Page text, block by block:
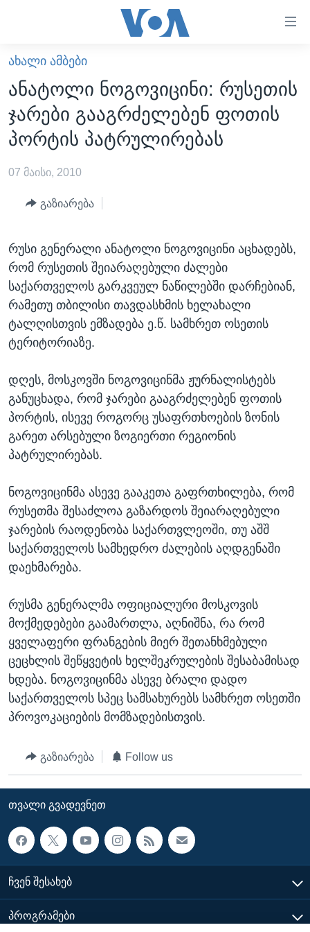
ხელმისაწვდომობისთვის
გადადით
მთავარზე
გადადით
მთავარ
ნავიგაციაზე
გადადით
ძიებაზე
ᲐᲮᲐᲚᲘ ᲐᲛᲑᲔᲑᲘ
ᲡᲐᲥᲐᲠᲗᲕᲔᲚᲝ
ᲐᲨᲨ
ᲐᲨᲨ-ᲘᲡ ᲐᲠᲩᲔᲕᲜᲔᲑᲘ 2024
ᲛᲡᲝᲤᲚᲘᲝ
ᲒᲐᲓᲐᲪᲔᲛᲔᲑᲘ
ᲕᲐᲨᲘᲜᲒᲢᲝᲜᲘ ᲓᲦᲔᲡ
ᲮᲔᲓᲕᲐ ᲕᲐᲨᲘᲜᲒᲢᲝᲜᲘᲓᲐᲜ
ᲡᲢᲣᲓᲘᲐ ᲕᲐᲨᲘᲜᲒᲢᲝᲜᲘ
ᲡᲮᲕᲐ ᲡᲘᲐᲮᲚᲔᲔᲑᲘ
ᲞᲝᲚᲘᲢᲘᲙᲐ
ᲔᲙᲝᲜᲝᲛᲘᲙᲐ
ᲯᲐᲜᲛᲠᲗᲔᲚᲝᲑᲐ
ᲛᲔᲪᲜᲘᲔᲠᲔᲑᲐ
ᲘᲜᲢᲔᲠᲕᲘᲣ
ᲙᲣᲚᲢᲣᲠᲐ
ᲒᲐᲚᲘᲚᲔᲝ
ᲠᲣᲡᲔᲗᲘᲡ ᲨᲔᲭᲠᲐ ᲣᲙᲠᲐᲘᲜᲐᲨᲘ
Learning English
ᲗᲕᲐᲚᲘ ᲒᲕᲐᲓᲔᲕᲜᲔᲗ
ენები
ᲐᲮᲐᲚᲘ ᲐᲛᲑᲔᲑᲘ
ანატოლი ნოგოვიცინი: რუსეთის
ჯარები გააგრძელებენ ფოთის
პორტის პატრულირებას
07 მაისი, 2010
გაზიარება
რუსი გენერალი ანატოლი ნოგოვიცინი აცხადებს,
რომ რუსეთის შეიარაღებული ძალები
საქართველოს გარკვეულ ნაწილებში დარჩებიან,
რამეთუ თბილისი თავდასხმის ხელახალი
ტალღისთვის ემზადება ე.წ. სამხრეთ ოსეთის
ტერიტორიაზე.
დღეს, მოსკოვში ნოგოვიცინმა ჟურნალისტებს
განუცხადა, რომ ჯარები გააგრძელებენ ფოთის
პორტის, ისევე როგორც უსაფრთხოების ზონის
გარეთ არსებული ზოგიერთი რეგიონის
პატრულირებას.
ნოგოვიცინმა ასევე გააკეთა გაფრთხილება, რომ
რუსეთმა შესაძლოა გაზარდოს შეიარაღებული
ჯარების რაოდენობა საქართვლეოში, თუ აშშ
საქართველოს სამხედრო ძალების აღდგენაში
დაეხმარება.
რუსმა გენერალმა ოფიციალური მოსკოვის
მოქმედებები გაამართლა, აღნიშნა, რა რომ
ყველაფერი ფრანგების მიერ შეთანხმებული
ცეცხლის შეწყვეტის ხელშეკრულების შესაბამისად
ხდება. ნოგოვიცინმა ასევე ბრალი დადო
საქართველოს სპეც სამსახურებს სამხრეთ ოსეთში
პროვოკაციების მომზადებისთვის.
გაზიარება Follow us
ᲗᲕᲐᲚᲘ ᲒᲕᲐᲓᲔᲕᲜᲔᲗ
ᲩᲕᲔᲜ ᲨᲔᲡᲐᲮᲔᲑ
ᲞᲠᲝᲒᲠᲐᲛᲔᲑᲘ